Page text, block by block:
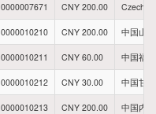
0000007671 CNY 200.00 Czech
0000010210 CNY 200.00 中国山西
0000010211 CNY 60.00 中国福建
0000010212 CNY 30.00 中国甘肃
0000010213 CNY 200.00 中国内